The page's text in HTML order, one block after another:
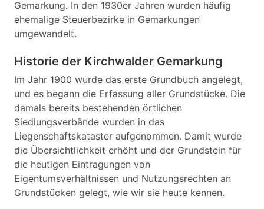
Gemarkung. In den 1930er Jahren wurden häufig
ehemalige Steuerbezirke in Gemarkungen
umgewandelt.
Historie der Kirchwalder Gemarkung
Im Jahr 1900 wurde das erste Grundbuch angelegt,
und es begann die Erfassung aller Grundstücke. Die
damals bereits bestehenden örtlichen
Siedlungsverbände wurden in das
Liegenschaftskataster aufgenommen. Damit wurde
die Übersichtlichkeit erhöht und der Grundstein für
die heutigen Eintragungen von
Eigentumsverhältnissen und Nutzungsrechten an
Grundstücken gelegt, wie wir sie heute kennen.